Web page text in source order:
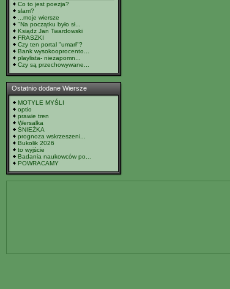
Co to jest poezja?
slam?
...moje wiersze
"Na początku było sł...
Ksiądz Jan Twardowski
FRASZKI
Czy ten portal "umarł"?
Bank wysokooprocento...
playlista- niezapomn...
Czy są przechowywane...
Ostatnio dodane Wiersze
MOTYLE MYŚLI
optio
prawie tren
Wersalka
ŚNIEŻKA
prognoza wskrzeszeni...
Bukolik 2026
to wyjście
Badania naukowców po...
POWRACAMY